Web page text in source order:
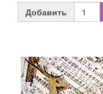
Добавить